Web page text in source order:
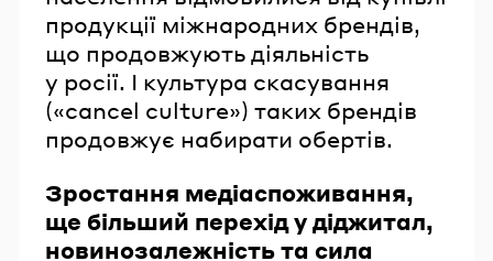
продукції міжнародних брендів,
що продовжують діяльність
у росії. І культура скасування
(«cancel culture») таких брендів
продовжує набирати обертів.
Зростання медіаспоживання,
ще більший перехід у діджитал,
новинозалежність та сила